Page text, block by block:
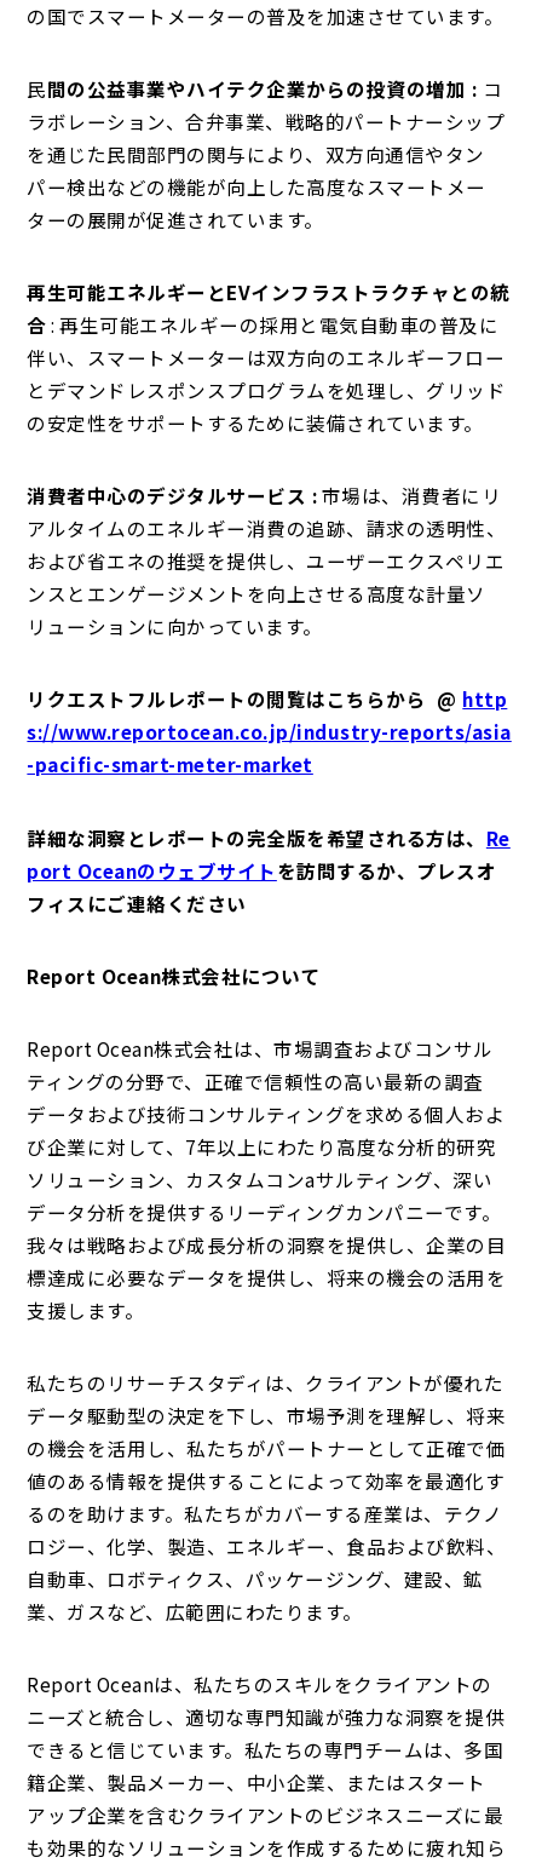
の国でスマートメーターの普及を加速させています。
民間の公益事業やハイテク企業からの投資の増加 : コ
ラボレーション、合弁事業、戦略的パートナーシップ
を通じた民間部門の関与により、双方向通信やタン
パー検出などの機能が向上した高度なスマートメー
ターの展開が促進されています。
再生可能エネルギーとEVインフラストラクチャとの統
合: 再生可能エネルギーの採用と電気自動車の普及に
伴い、スマートメーターは双方向のエネルギーフロー
とデマンドレスポンスプログラムを処理し、グリッド
の安定性をサポートするために装備されています。
消費者中心のデジタルサービス :市場は、消費者にリ
アルタイムのエネルギー消費の追跡、請求の透明性、
および省エネの推奨を提供し、ユーザーエクスペリエ
ンスとエンゲージメントを向上させる高度な計量ソ
リューションに向かっています。
リクエストフルレポートの閲覧はこちらから @ http
s://www.reportocean.co.jp/industry-reports/asia
-pacific-smart-meter-market
詳細な洞察とレポートの完全版を希望される方は、 Re
port Oceanのウェブサイトを訪問するか、プレスオ
フィスにご連絡ください
Report Ocean株式会社について
Report Ocean株式会社は、市場調査およびコンサル
ティングの分野で、正確で信頼性の高い最新の調査
データおよび技術コンサルティングを求める個人およ
び企業に対して、7年以上にわたり高度な分析的研究
ソリューション、カスタムコンaサルティング、深い
データ分析を提供するリーディングカンパニーです。
我々は戦略および成長分析の洞察を提供し、企業の目
標達成に必要なデータを提供し、将来の機会の活用を
支援します。
私たちのリサーチスタディは、クライアントが優れた
データ駆動型の決定を下し、市場予測を理解し、将来
の機会を活用し、私たちがパートナーとして正確で価
値のある情報を提供することによって効率を最適化す
るのを助けます。私たちがカバーする産業は、テクノ
ロジー、化学、製造、エネルギー、食品および飲料、
自動車、ロボティクス、パッケージング、建設、鉱
業、ガスなど、広範囲にわたります。
Report Oceanは、私たちのスキルをクライアントの
ニーズと統合し、適切な専門知識が強力な洞察を提供
できると信じています。私たちの専門チームは、多国
籍企業、製品メーカー、中小企業、またはスタート
アップ企業を含むクライアントのビジネスニーズに最
も効果的なソリューションを作成するために疲れ知ら